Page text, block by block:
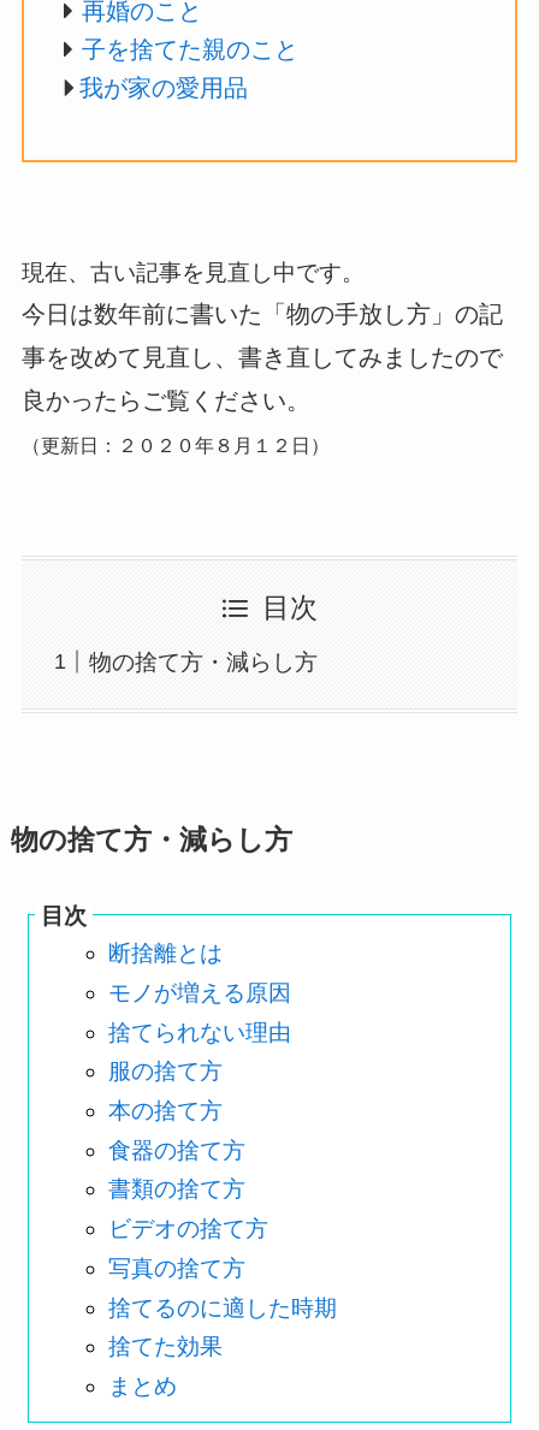
再婚のこと
子を捨てた親のこと
我が家の愛用品
現在、古い記事を見直し中です。
今日は数年前に書いた「物の手放し方」の記
事を改めて見直し、書き直してみましたので
良かったらご覧ください。
（更新日：２０２０年８月１２日）
目次
物の捨て方・減らし方
物の捨て方・減らし方
目次
断捨離とは
モノが増える原因
捨てられない理由
服の捨て方
本の捨て方
食器の捨て方
書類の捨て方
ビデオの捨て方
写真の捨て方
捨てるのに適した時期
捨てた効果
まとめ